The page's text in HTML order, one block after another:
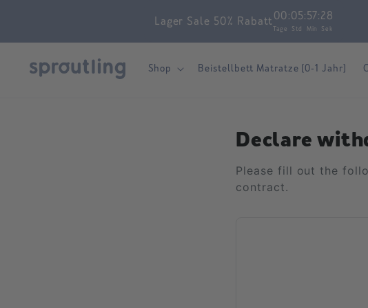
Lager Sale 50% Rabatt00
Tage
:05
Std
:57
Min
:27
Sek
Shop Beistellbett Matratze (0-1 Jahr)
Declare
Please fill out the
contract.